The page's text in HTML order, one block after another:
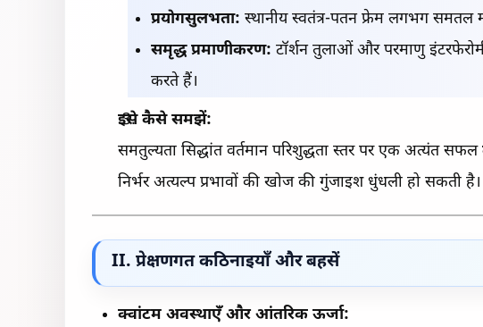
प्रयोगसुलभता: स्थानीय स्वतंत्र-पतन फ्रेम लगभग समतल
समृद्ध प्रमाणीकरण: टॉर्शन तुलाओं और परमाणु
करते हैं।
इसे कैसे समझें:
समतुल्यता सिद्धांत वर्तमान परिशुद्धता स्तर पर एक अत्यंत सफल
निर्भर अत्यल्प प्रभावों की खोज की गुंजाइश धुंधली हो सकती है।
II. प्रेक्षणगत कठिनाइयाँ और बहसें
क्वांटम अवस्थाएँ और आंतरिक ऊर्जा: